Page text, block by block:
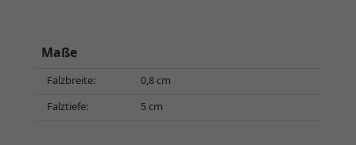
Maße
Falzbreite:
0,8 cm
Falztiefe:
5 cm